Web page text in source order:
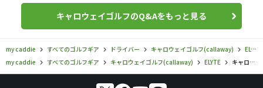
キャロウェイゴルフのQ&Aをもっと見る
my caddie すべてのゴルフギア ドライバー キャロウェイゴルフ(callaway)
ELYTE
my caddie
すべてのゴルフギア キャロウェイゴルフ(callaway) ELYTE キャロウェイゴルフ／ELYTE／エリート ドライバーの口コミ評価